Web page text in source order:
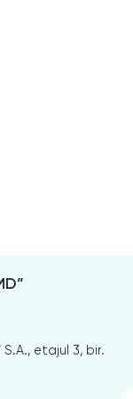
etajul 3, bir.